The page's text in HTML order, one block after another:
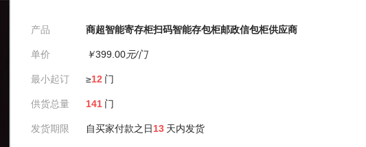
产品 商超智能寄存柜扫码智能存包柜邮政信包柜供应商
单价 ￥399.00元/门
最小起订 ≥12 门
供货总量 141 门
发货期限 自买家付款之日13 天内发货